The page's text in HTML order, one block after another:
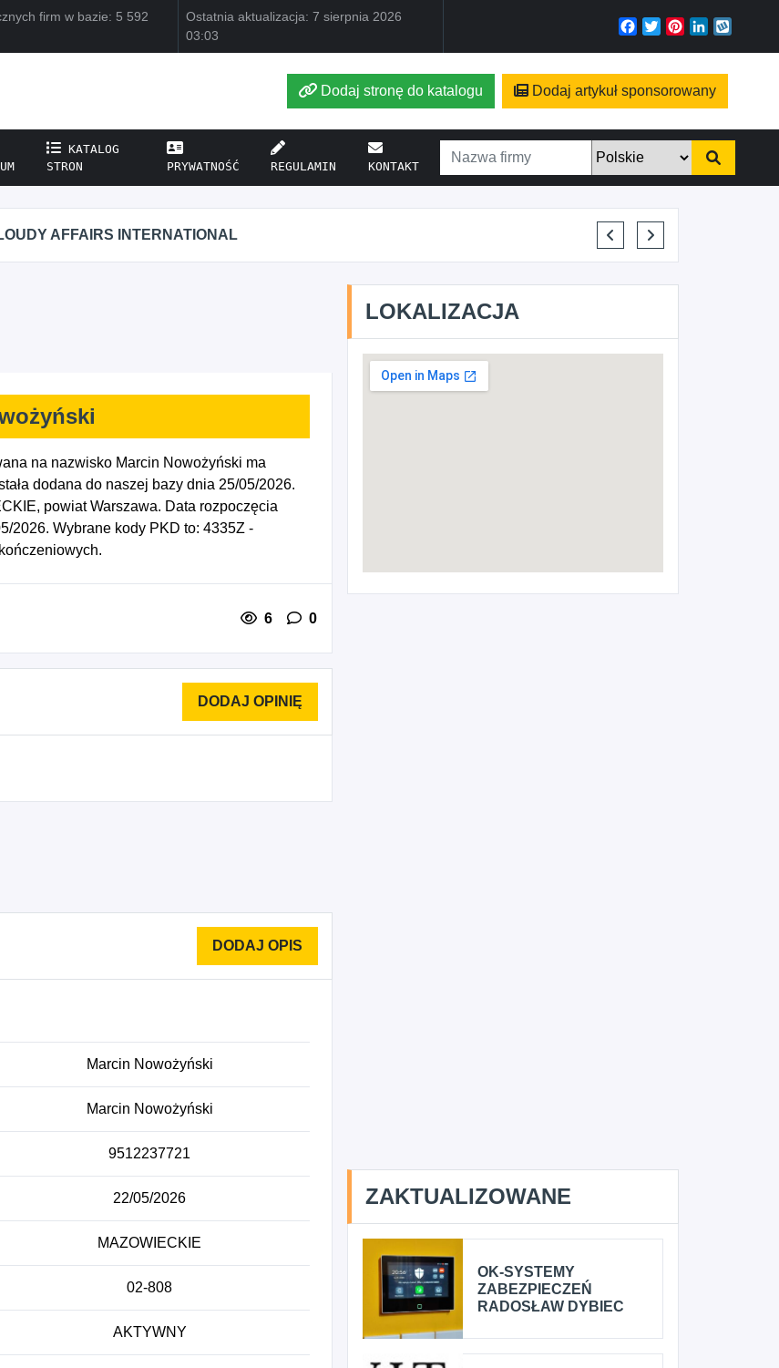
firm w bazie: 5 592
Ostatnia aktualizacja: 7 sierpnia 2026
03:03
Facebook
TwitterPinterest
LinkedIn
Dodaj stronę do katalogu Dodaj artykuł sponsorowany
KATALOG
STRON
PRYWATNOŚĆ REGULAMIN KONTAKT
AFFAIRS INTERNATIONAL KRYSTIAN PISULA
na nazwisko Marcin Nowożyński ma
dodana do naszej bazy dnia 25/05/2026.
powiat Warszawa. Data rozpoczęcia
2026. Wybrane kody PKD to: 4335Z -
6 0
Marcin Nowożyński
Marcin Nowożyński
9512237721
22/05/2026
MAZOWIECKIE
02-808
AKTYWNY
LOKALIZACJA
ZAKTUALIZOWANE
OK-SYSTEMY
ZABEZPIECZEŃ
RADOSŁAW DYBIEC